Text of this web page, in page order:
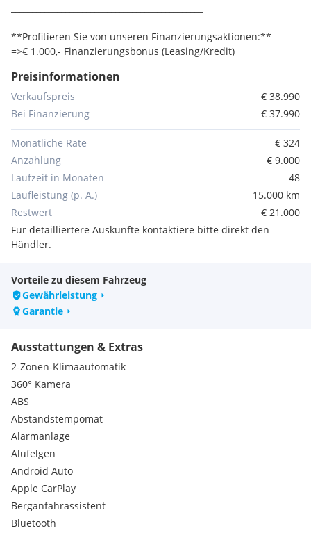
**Profitieren Sie von unseren Finanzierungsaktionen:**
=>€ 1.000,- Finanzierungsbonus (Leasing/Kredit)
FINANZIERUNGSBEISPIEL.
Anzahlung: € 9.000,-
€ 324,- / 48 Monate
Restwert: € 21.000,-
(weitere Varianten möglich)
50/50-Finanzierung (ohne Fin. Bonus) mit 0% Zinsen
3/3-Finanzierung (ohne Fin. Bonus) auf Anfrage
______________________________________________
AUSSTATTUNG "TEKNA+" INKL. OPTIONEN:
______________________________________________
- Matrix- LED Scheinwerfer
- Super-RED LED-Rückleuchten
- Animierte LED-Blinker vorne & hinten
- Head-up Display
- Heckklappe, elektrisch und sensorgesteuert
- Google Maps Navigationssystem
- Google Automotive (Google Maps, Google Sprachassistent,
Google PlayStore, Overthe-air Softwareupdates)
- Sitzheizung vorne
- Frontscheibenheizung
- Lenkradheizung
- 2 Zonen Klimaautomatik
Preisinformationen
Verkaufspreis
€ 38.990
Bei Finanzierung
€ 37.990
Monatliche Rate
€ 324
Anzahlung
€ 9.000
Laufzeit in Monaten
48
Laufleistung (p. A.)
15.000 km
Restwert
€ 21.000
Für detailliertere Auskünfte kontaktiere bitte direkt den
Händler.
Vorteile zu diesem Fahrzeug
Gewährleistung
Garantie
Ausstattungen & Extras
2-Zonen-Klimaautomatik
360° Kamera
ABS
Abstandstempomat
Alarmanlage
Alufelgen
Android Auto
Apple CarPlay
Berganfahrassistent
Bluetooth